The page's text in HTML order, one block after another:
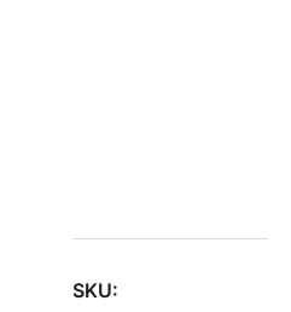
SKU: